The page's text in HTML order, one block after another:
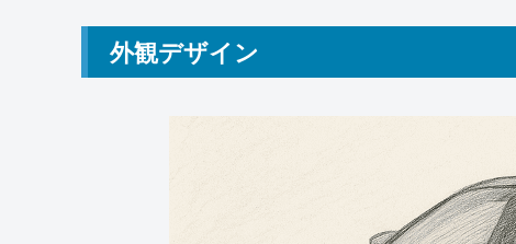
外観デザイン